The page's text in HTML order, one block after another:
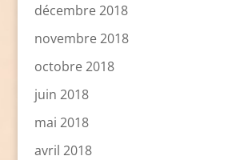
décembre 2018
novembre 2018
octobre 2018
juin 2018
mai 2018
avril 2018